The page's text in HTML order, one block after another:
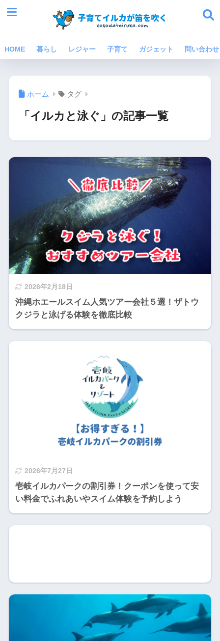
HOME 暮らし レジャー 子育て ガジェット 問い合わせ
ホーム タグ
「イルカと泳ぐ」の記事一覧
2026年2月18日
沖縄ホエールスイム人気ツアー会社５選！ザトウ
クジラと泳げる体験を徹底比較
2026年7月27日
壱岐イルカパークの割引券！クーポンを使って安
い料金でふれあいやスイム体験を予約しよう